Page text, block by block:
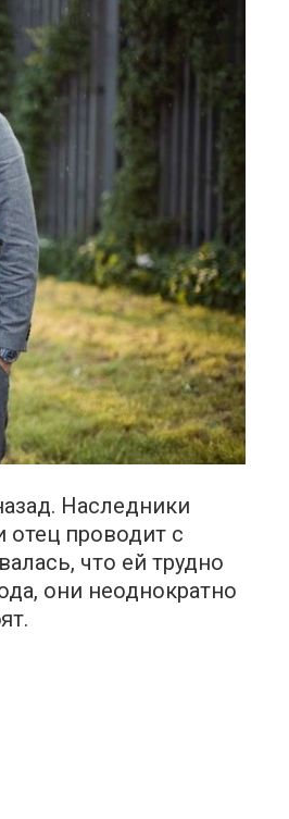
Наследники
отец проводит с
что ей трудно
они неоднократно